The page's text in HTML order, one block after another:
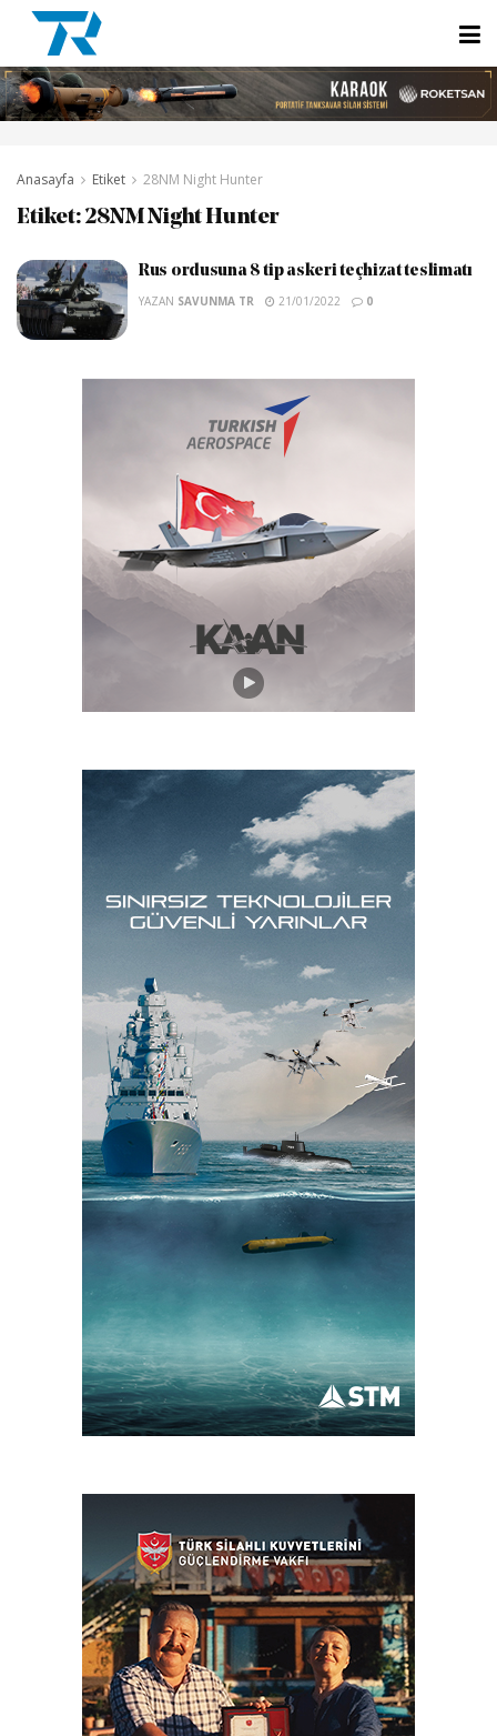
Anasayfa Etiket 28NM Night Hunter
Etiket: 28NM Night Hunter
Rus ordusuna 8 tip askeri teçhizat teslimatı
YAZAN SAVUNMA TR 21/01/2022 0